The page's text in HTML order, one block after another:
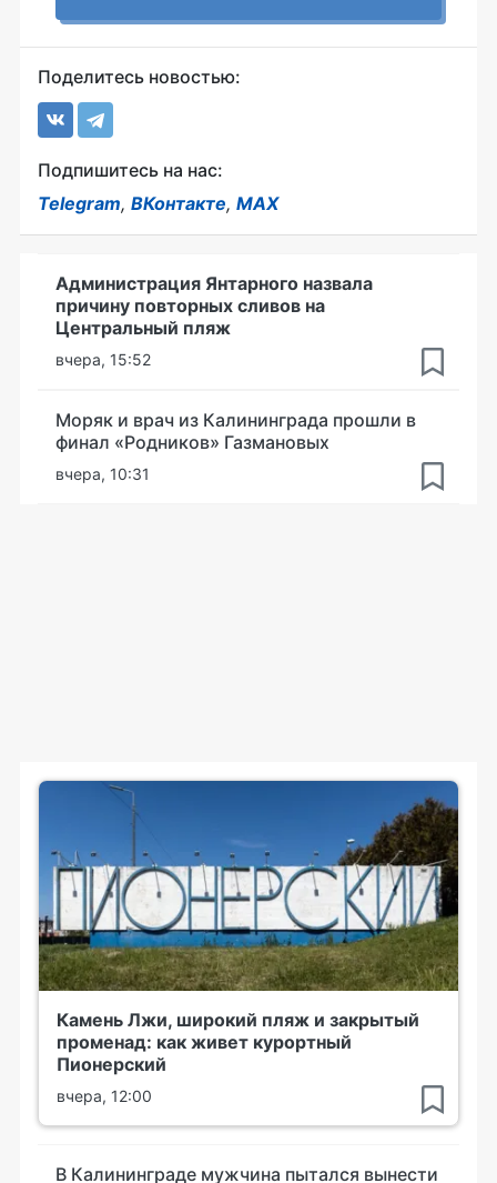
Поделитесь новостью:
Подпишитесь на нас:
Telegram, ВКонтакте, MAX
Администрация Янтарного назвала
причину повторных сливов на
Центральный пляж
вчера, 15:52
Моряк и врач из Калининграда прошли в
финал «Родников» Газмановых
вчера, 10:31
Камень Лжи, широкий пляж и закрытый
променад: как живет курортный
Пионерский
вчера, 12:00
В Калининграде мужчина пытался вынести